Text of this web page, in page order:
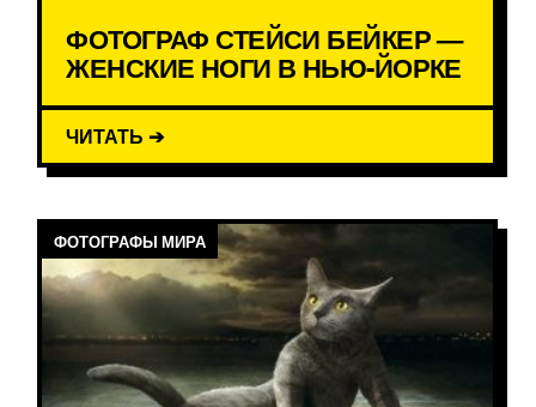
ФОТОГРАФ СТЕЙСИ БЕЙКЕР —
ЖЕНСКИЕ НОГИ В НЬЮ-ЙОРКЕ
ЧИТАТЬ ➔
ФОТОГРАФЫ МИРА